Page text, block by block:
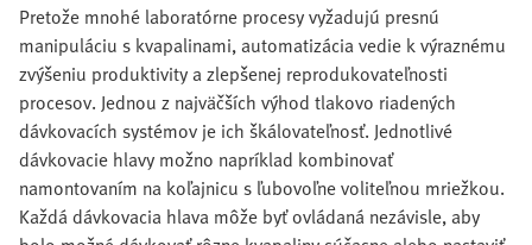
Pretože mnohé laboratórne procesy vyžadujú presnú
manipuláciu s kvapalinami, automatizácia vedie k výraznému
zvýšeniu produktivity a zlepšenej reprodukovateľnosti
procesov. Jednou z najväčších výhod tlakovo riadených
dávkovacích systémov je ich škálovateľnosť. Jednotlivé
dávkovacie hlavy možno napríklad kombinovať
namontovaním na koľajnicu s ľubovoľne voliteľnou mriežkou.
Každá dávkovacia hlava môže byť ovládaná nezávisle, aby